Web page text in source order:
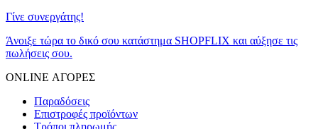
Γίνε συνεργάτης!
Άνοιξε τώρα το δικό σου κατάστημα SHOPFLIX και αύξησε τις
πωλήσεις σου.
ONLINE ΑΓΟΡΕΣ
Παραδόσεις
Επιστροφές προϊόντων